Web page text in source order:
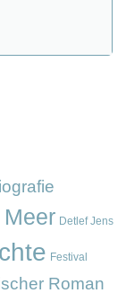
Meer Detlef Jens
Festival
Roman